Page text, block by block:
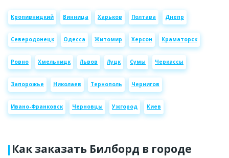
Кропивницкий Винница Харьков Полтава Днепр
Северодонецк Одесса Житомир Херсон Краматорск
Ровно Хмельницк Львов Луцк Сумы Черкассы
Запорожье Николаев Тернополь Чернигов
Ивано-Франковск Черновцы Ужгород Киев
Как заказать Билборд в городе